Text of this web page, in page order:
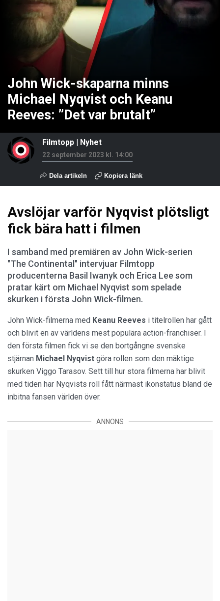
John Wick-skaparna minns
Michael Nyqvist och Keanu
Reeves: ”Det var brutalt”
Filmtopp | Nyhet
22 september 2023 kl. 14:00
Dela artikeln Kopiera länk
Avslöjar varför Nyqvist plötsligt
fick bära hatt i filmen
I samband med premiären av John Wick-serien
"The Continental" intervjuar Filmtopp
producenterna Basil Iwanyk och Erica Lee som
pratar kärt om Michael Nyqvist som spelade
skurken i första John Wick-filmen.
John Wick-filmerna med Keanu Reeves i titelrollen har gått
och blivit en av världens mest populära action-franchiser. I
den första filmen fick vi se den bortgångne svenske
stjärnan Michael Nyqvist göra rollen som den mäktige
skurken Viggo Tarasov. Sett till hur stora filmerna har blivit
med tiden har Nyqvists roll fått närmast ikonstatus bland de
inbitna fansen världen över.
ANNONS